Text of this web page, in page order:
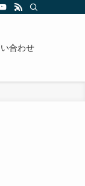
合わせ